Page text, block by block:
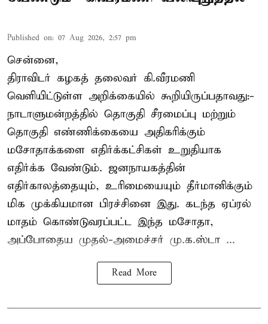
Published on: 07 Aug 2026, 2:57 pm
சென்னை,
திராவிடர் கழகத் தலைவர் கி.வீரமணி
வெளியிட்டுள்ள அறிக்கையில் கூறியிருப்பதாவது:-
நாடாளுமன்றத்தில் தொகுதி சீரமைப்பு மற்றும்
தொகுதி எண்ணிக்கையை அதிகரிக்கும்
மசோதாக்களை எதிர்க்கட்சிகள் உறுதியாக
எதிர்க்க வேண்டும். ஜனநாயகத்தின்
எதிர்காலத்தையும், உரிமையையும் தீர்மானிக்கும்
மிக முக்கியமான பிரச்சினை இது. கடந்த ஏப்ரல்
மாதம் கொண்டுவரப்பட்ட இந்த மசோதா,
அப்போதைய முதல்-அமைச்சர் மு.க.ஸ்டா ...
Read More